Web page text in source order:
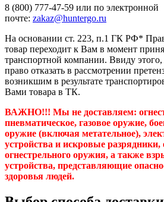
8 (800) 777-47-59 или по электронной
почте: zakaz@huntergo.ru
На основании ст. 223, п.1 ГК РФ*
товар переходит к Вам в момент
транспортной компании. Ввиду этого,
право отказать в рассмотрении
возникшим в результате
Вами товара в ТК.
ВАЖНО!!! Мы не доставляем:
пневматическое, газовое оружие,
оружие (включая метательное),
устройства и искровые разрядники,
огнестрельного оружия, а также
устройства, представляющие
здоровья людей.